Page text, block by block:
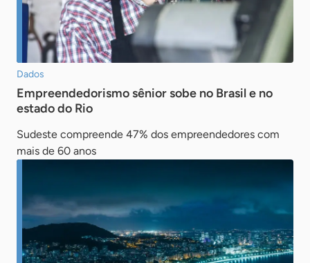
Dados
Empreendedorismo sênior sobe no Brasil e no
estado do Rio
Sudeste compreende 47% dos empreendedores com
mais de 60 anos